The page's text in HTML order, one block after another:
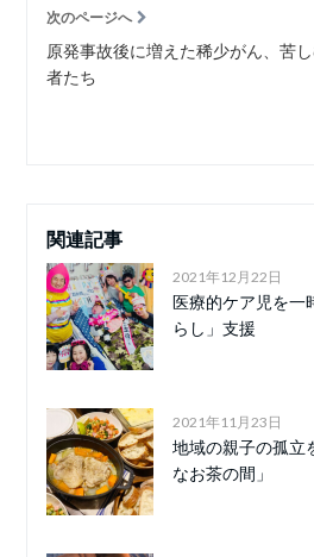
次のページへ
原発事故後に増えた稀少がん、苦
者たち
関連記事
2021年12月22日
医療的ケア児を一
らし」支援
2021年11月23日
地域の親子の孤立
なお茶の間」